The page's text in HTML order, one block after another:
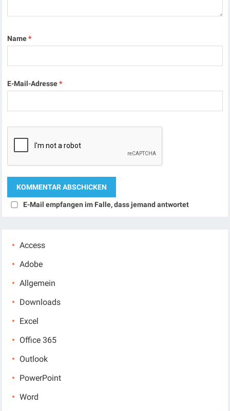
Name*
E-Mail-Adresse*
E-Mail empfangen im Falle, dass jemand antwortet
Access
Adobe
Allgemein
Downloads
Excel
Office 365
Outlook
PowerPoint
Word